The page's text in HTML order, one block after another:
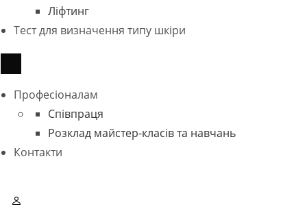
Ліфтинг
Тест для визначення типу шкіри
Професіоналам
Співпраця
Розклад майстер-класів та навчань
Контакти